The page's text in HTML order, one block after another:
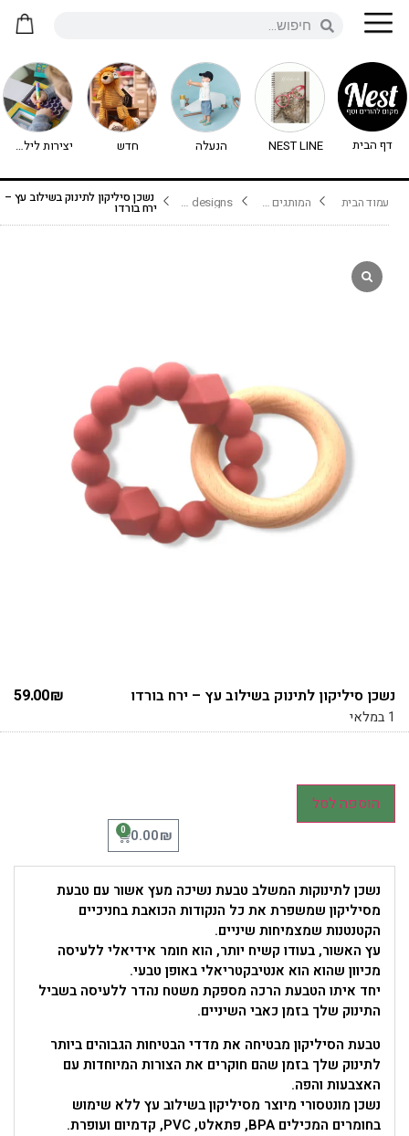
דף הבית NEST LINE הנעלה חדש יצירות לילדים - יצירה לילדים
עמוד הבית המותגים שלנו jellystone designs נשכן סיליקון לתינוק בשילוב עץ –
ירח בורדו
נשכן סיליקון לתינוק בשילוב עץ – ירח בורדו 59.00₪
1 במלאי
הוספה לסל
0.00₪
0
נשכן לתינוקות המשלב טבעת נשיכה מעץ אשור עם טבעת
מסיליקון שמשפרת את כל הנקודות הכואבת בחניכיים
הקטנטנות שמצמיחות שיניים.
עץ האשור, בעודו קשיח יותר, הוא חומר אידיאלי ללעיסה
מכיוון שהוא הוא אנטיבקטריאלי באופן טבעי.
יחד איתו הטבעת הרכה מספקת משטח נהדר ללעיסה בשביל
התינוק שלך בזמן כאבי השיניים.
טבעת הסיליקון מבטיחה את מדדי הבטיחות הגבוהים ביותר
לתינוק שלך בזמן שהם חוקרים את הצורות המיוחדות עם
האצבעות והפה.
נשכן מונטסורי מיוצר מסיליקון בשילוב עץ ללא שימוש
בחומרים המכילים BPA, פתאלט, PVC, קדמיום ועופרת.